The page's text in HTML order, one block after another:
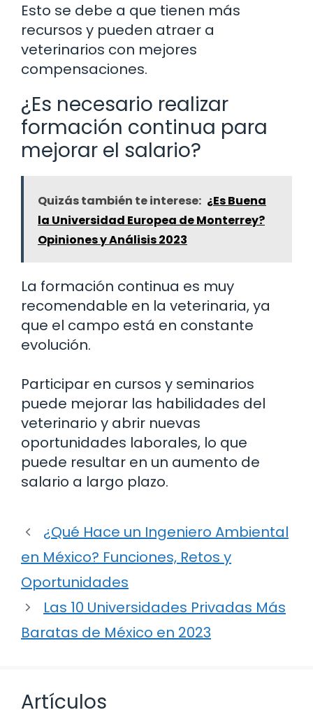
Esto se debe a que tienen más
recursos y pueden atraer a
veterinarios con mejores
compensaciones.
¿Es necesario realizar
formación continua para
mejorar el salario?
Quizás también te interese: ¿Es Buena
la Universidad Europea de Monterrey?
Opiniones y Análisis 2023
La formación continua es muy
recomendable en la veterinaria, ya
que el campo está en constante
evolución.
Participar en cursos y seminarios
puede mejorar las habilidades del
veterinario y abrir nuevas
oportunidades laborales, lo que
puede resultar en un aumento de
salario a largo plazo.
¿Qué Hace un Ingeniero Ambiental
en México? Funciones, Retos y
Oportunidades
Las 10 Universidades Privadas Más
Baratas de México en 2023
Artículos